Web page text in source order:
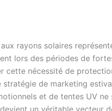
rayons solaires
lors des périodes de
cette nécessité de
de marketing
et de tentes UV ne
un véritable vecteur